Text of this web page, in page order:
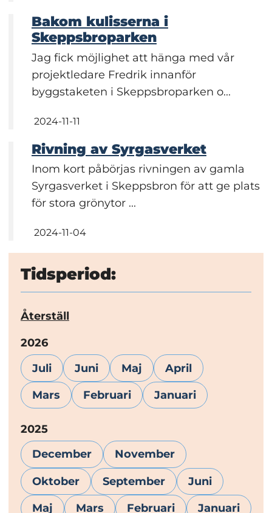
Bakom kulisserna i
Skeppsbroparken
Jag fick möjlighet att hänga med vår
projektledare Fredrik innanför
byggstaketen i Skeppsbroparken o...
2024-11-11
Rivning av Syrgasverket
Inom kort påbörjas rivningen av gamla
Syrgasverket i Skeppsbron för att ge plats
för stora grönytor ...
2024-11-04
Tidsperiod:
Återställ
År:
2026
Juli
Juni Maj April
Mars Februari Januari
År:
2025
December
November
Oktober September Juni
Maj Mars Februari Januari